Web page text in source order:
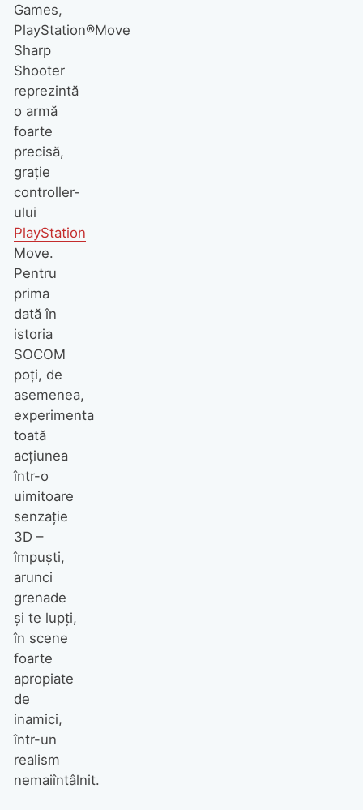
Games,
PlayStation®Move
Sharp
Shooter
reprezintă
o armă
foarte
precisă,
graţie
controller-
ului
PlayStation
Move.
Pentru
prima
dată în
istoria
SOCOM
poţi, de
asemenea,
experimenta
toată
acţiunea
într-o
uimitoare
senzaţie
3D –
împuşti,
arunci
grenade
şi te lupţi,
în scene
foarte
apropiate
de
inamici,
într-un
realism
nemaiîntâlnit.